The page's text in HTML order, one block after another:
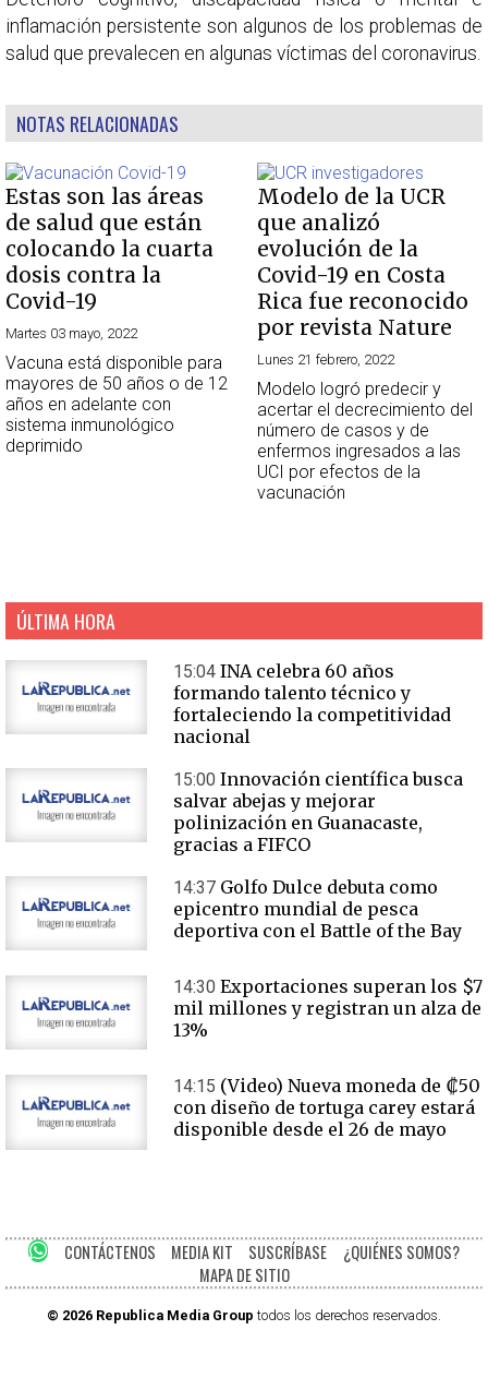
inflamación persistente son algunos de los problemas de
salud que prevalecen en algunas víctimas del coronavirus.
NOTAS RELACIONADAS
Estas son las áreas
de salud que están
colocando la cuarta
dosis contra la
Covid-19
Martes 03 mayo, 2022
Vacuna está disponible para
mayores de 50 años o de 12
años en adelante con
sistema inmunológico
deprimido
Modelo de la UCR
que analizó
evolución de la
Covid-19 en Costa
Rica fue reconocido
por revista Nature
Lunes 21 febrero, 2022
Modelo logró predecir y
acertar el decrecimiento del
número de casos y de
enfermos ingresados a las
UCI por efectos de la
vacunación
ÚLTIMA HORA
15:04 INA celebra 60 años
formando talento técnico y
fortaleciendo la competitividad
nacional
15:00 Innovación científica busca
salvar abejas y mejorar
polinización en Guanacaste,
gracias a FIFCO
14:37 Golfo Dulce debuta como
epicentro mundial de pesca
deportiva con el Battle of the Bay
14:30 Exportaciones superan los $7
mil millones y registran un alza de
13%
14:15 (Video) Nueva moneda de ₡50
con diseño de tortuga carey estará
disponible desde el 26 de mayo
CONTÁCTENOS MEDIA KIT SUSCRÍBASE
¿QUIÉNES SOMOS?
MAPA DE SITIO
© 2026 Republica Media Group todos los derechos reservados.